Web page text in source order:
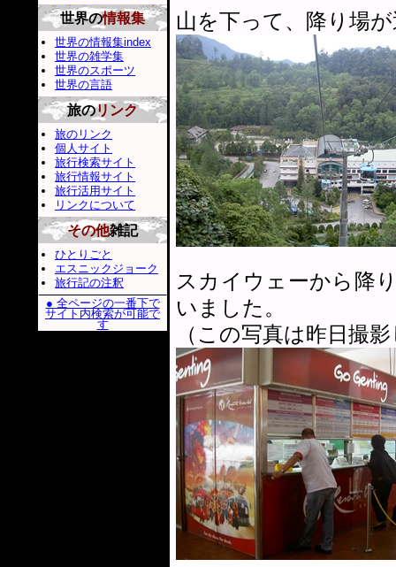
山を下って、降り場
スカイウェーから降
いました。
（この写真は昨日撮
世界の情報集
世界の情報集index
世界の雑学集
世界のスポーツ
世界の言語
旅のリンク
旅のリンク
個人サイト
旅行検索サイト
旅行情報サイト
旅行活用サイト
リンクについて
その他雑記
ひとりごと
エスニックジョーク
旅行記の注釈
● 全ページの一番下で
サイト内検索が可能で
す